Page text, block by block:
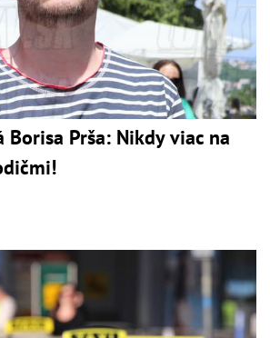
Borisa Prša: Nikdy viac na